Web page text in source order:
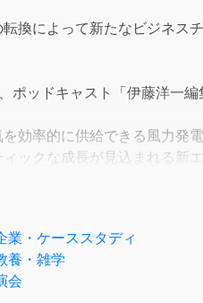
換によって新たなビジネス
ポッドキャスト「伊藤洋一
効率的に供給できる風力発電
ックな成長が見込まれる新
業・ケーススタディ
養・雑学
会